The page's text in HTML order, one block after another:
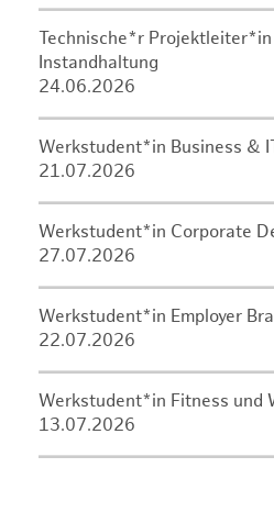
Technische*r
Instandhaltung
24.06.2026
Werkstudent*in Business &
21.07.2026
Werkstudent*in Corporate
27.07.2026
Werkstudent*in Employer
22.07.2026
Werkstudent*in Fitness und
13.07.2026